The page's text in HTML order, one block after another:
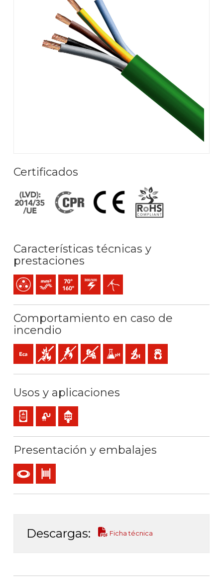
Certificados
Características técnicas y
prestaciones
MultipolarConductor flexible (clase 5) mm2
Temperatura máx. servicio: 70ºC / 160ºC
300 / 500 V C.A.
Fácil pelado
Comportamiento en caso de
incendio
Eca (reacción al fuego)
No propagador de incendio
No propagador de la llama
Baja emisión y opacidad de los humos
Baja acidez y conductividad gases:
Libre de halógenos
Baja emisión de gases
Usos y aplicaciones
Cableado interno de cuadros o equipos
Uso móvilUso interior
Presentación y embalajes
Bobina
Descargas: Ficha técnica